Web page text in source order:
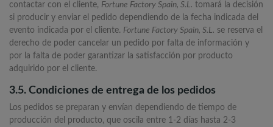
contactar con el cliente, Fortune Factory Spain, S.L. tomará la decisión
si producir y enviar el pedido dependiendo de la fecha indicada del
evento indicada por el cliente. Fortune Factory Spain, S.L. se reserva el
derecho de poder cancelar un pedido por falta de información y
por la falta de poder garantizar la satisfacción por producto
adquirido por el cliente.
3.5. Condiciones de entrega de los pedidos
Los pedidos se preparan y envían dependiendo de tiempo de
producción del producto, que oscila entre 1-2 días hasta 2-3